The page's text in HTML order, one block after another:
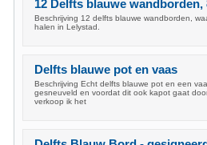
12 Delfts blauwe wandborden,
Beschrijving 12 delfts blauwe wandborden,
halen in Lelystad.
Delfts blauwe pot en vaas
Beschrijving Echt delfts blauwe pot en een
gesneuveld en voordat dit ook kapot gaat
verkoop ik het